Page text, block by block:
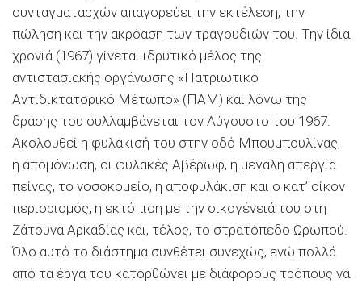
συνταγματαρχών απαγορεύει την εκτέλεση, την
πώληση και την ακρόαση των τραγουδιών του. Την ίδια
χρονιά (1967) γίνεται ιδρυτικό μέλος της
αντιστασιακής οργάνωσης «Πατριωτικό
Αντιδικτατορικό Μέτωπο» (ΠΑΜ) και λόγω της
δράσης του συλλαμβάνεται τον Αύγουστο του 1967.
Ακολουθεί η φυλάκισή του στην οδό Μπουμπουλίνας,
η απομόνωση, οι φυλακές Αβέρωφ, η μεγάλη απεργία
πείνας, το νοσοκομείο, η αποφυλάκιση και ο κατ’ οίκον
περιορισμός, η εκτόπιση με την οικογένειά του στη
Ζάτουνα Αρκαδίας και, τέλος, το στρατόπεδο Ωρωπού.
Όλο αυτό το διάστημα συνθέτει συνεχώς, ενώ πολλά
από τα έργα του κατορθώνει με διάφορους τρόπους να